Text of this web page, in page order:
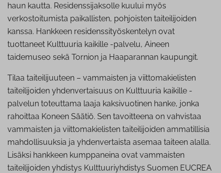
haun kautta. Residenssijaksolle kuului myös
verkostoitumista paikallisten, pohjoisten taiteilijoiden
kanssa. Hankkeen residenssityöskentelyn ovat
tuottaneet Kulttuuria kaikille -palvelu, Aineen
taidemuseo sekä Tornion ja Haaparannan kaupungit.
Tilaa taiteilijuuteen – vammaisten ja viittomakielisten
taiteilijoiden yhdenvertaisuus on Kulttuuria kaikille -
palvelun toteuttama laaja kaksivuotinen hanke, jonka
rahoittaa Koneen Säätiö. Sen tavoitteena on vahvistaa
vammaisten ja viittomakielisten taiteilijoiden ammatillisia
mahdollisuuksia ja yhdenvertaista asemaa taiteen alalla.
Lisäksi hankkeen kumppaneina ovat vammaisten
taiteilijoiden yhdistys Kulttuuriyhdistys Suomen EUCREA